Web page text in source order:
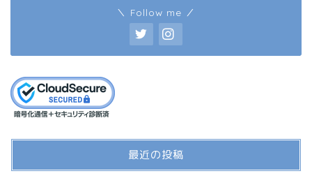
＼ Follow me ／
最近の投稿